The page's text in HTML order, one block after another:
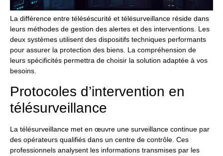
La différence entre téléséscurité et télésurveillance réside dans
leurs méthodes de gestion des alertes et des interventions. Les
deux systèmes utilisent des dispositifs techniques performants
pour assurer la protection des biens. La compréhension de
leurs spécificités permettra de choisir la solution adaptée à vos
besoins.
Protocoles d’intervention en
télésurveillance
La télésurveillance met en œuvre une surveillance continue par
des opérateurs qualifiés dans un centre de contrôle. Ces
professionnels analysent les informations transmises par les